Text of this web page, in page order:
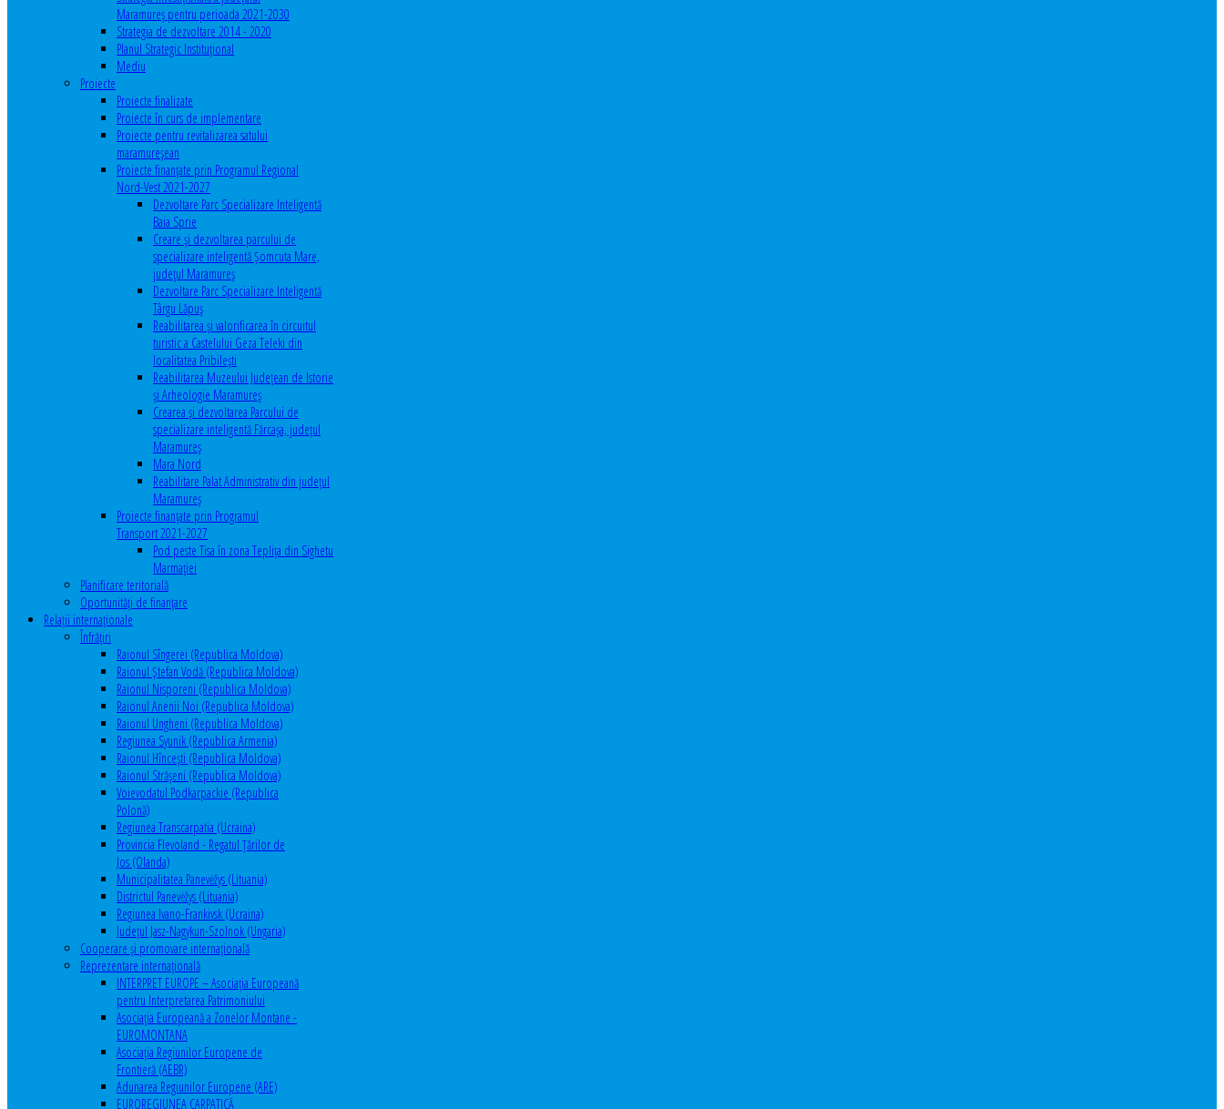
Maramureș pentru perioada 2021-2030
Strategia de dezvoltare 2014 - 2020
Planul Strategic Instituţional
Mediu
Proiecte
Proiecte finalizate
Proiecte în curs de implementare
Proiecte pentru revitalizarea satului
maramureşean
Proiecte finanțate prin Programul Regional
Nord-Vest 2021-2027
Dezvoltare Parc Specializare Inteligentă
Baia Sprie
Creare și dezvoltarea parcului de
specializare inteligentă Șomcuta Mare,
județul Maramureș
Dezvoltare Parc Specializare Inteligentă
Târgu Lăpuș
Reabilitarea și valorificarea în circuitul
turistic a Castelului Geza Teleki din
localitatea Pribilești
Reabilitarea Muzeului Județean de Istorie
și Arheologie Maramureș
Crearea și dezvoltarea Parcului de
specializare inteligentă Fărcașa, județul
Maramureș
Mara Nord
Reabilitare Palat Administrativ din județul
Maramureș
Proiecte finanțate prin Programul
Transport 2021-2027
Pod peste Tisa în zona Teplița din Sighetu
Marmației
Planificare teritorială
Oportunităţi de finanţare
Relaţii internaţionale
Înfrăţiri
Raionul Sîngerei (Republica Moldova)
Raionul Ștefan Vodă (Republica Moldova)
Raionul Nisporeni (Republica Moldova)
Raionul Anenii Noi (Republica Moldova)
Raionul Ungheni (Republica Moldova)
Regiunea Syunik (Republica Armenia)
Raionul Hîncești (Republica Moldova)
Raionul Străşeni (Republica Moldova)
Voievodatul Podkarpackie (Republica
Polonă)
Regiunea Transcarpatia (Ucraina)
Provincia Flevoland - Regatul Ţărilor de
Jos (Olanda)
Municipalitatea Panevėžys (Lituania)
Districtul Panevėžys (Lituania)
Regiunea Ivano-Frankivsk (Ucraina)
Judeţul Jasz-Nagykun-Szolnok (Ungaria)
Cooperare şi promovare internaţională
Reprezentare internaţională
INTERPRET EUROPE – Asociația Europeană
pentru Interpretarea Patrimoniului
Asociația Europeană a Zonelor Montane -
EUROMONTANA
Asociația Regiunilor Europene de
Frontieră (AEBR)
Adunarea Regiunilor Europene (ARE)
EUROREGIUNEA CARPATICĂ